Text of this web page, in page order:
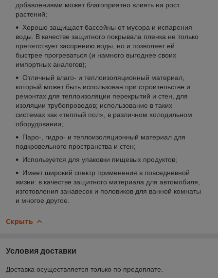
добавлениями может благоприятно влиять на рост
растений;
Хорошо защищает бассейны от мусора и испарения
воды. В качестве защитного покрывала пленка не только
препятствует засорению воды, но и позволяет ей
быстрее прогреваться (и намного выгоднее своих
импортных аналогов);
Отличный влаго- и теплоизоляционный материал,
который может быть использован при строительстве и
ремонтах для теплоизоляции перекрытий и стен, для
изоляции трубопроводов; использование в таких
системах как «теплый пол», в различном холодильном
оборудовании;
Паро-, гидро- и теплоизоляционный материал для
подкровельного пространства и стен;
Используется для упаковки пищевых продуктов;
Имеет широкий спектр применения в повседневной
жизни: в качестве защитного материала для автомобиля,
изготовления занавесок и половиков для ванной комнаты
и многое другое.
Скрыть
Условия доставки
Доставка осуществляется только по предоплате.